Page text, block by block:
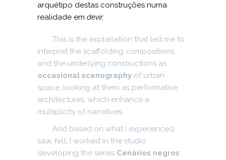
arquétipo destas construções numa
realidade em devir.
This is the explanation that led me to
interpret the scaffolding compositions
and the underlying constructions as
occasional scenography of urban
space, looking at them as performative
architectures, which enhance a
multiplicity of narratives.
And based on what I experienced,
saw, felt, I worked in the studio
developing the series Cenários negros